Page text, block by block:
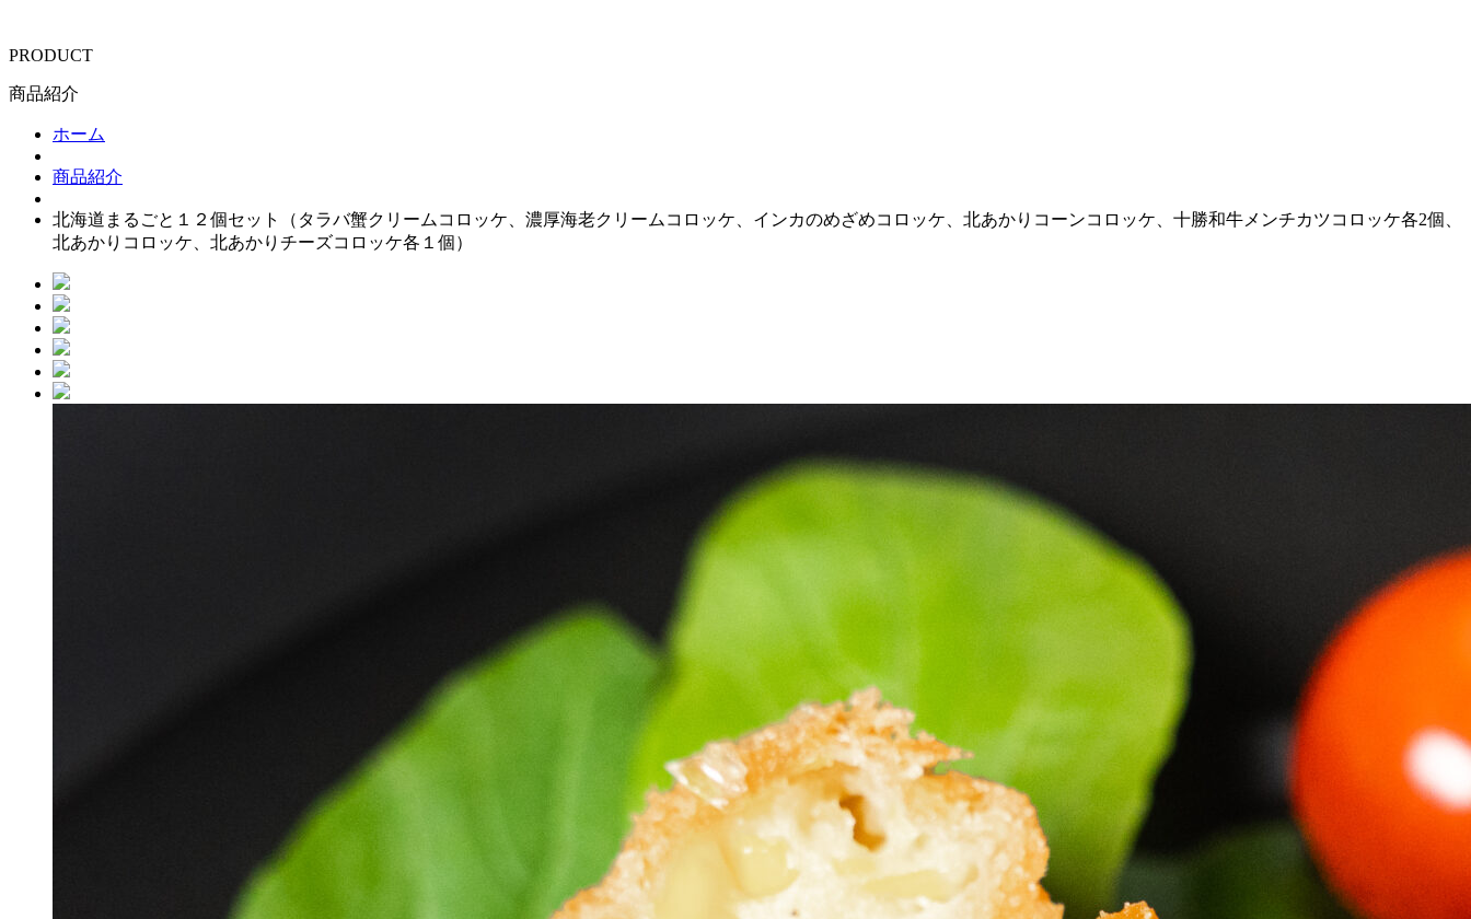
PRODUCT
商品紹介
ホーム
商品紹介
北海道まるごと１２個セット（タラバ蟹クリームコロッケ、濃厚海老クリームコロッケ、インカのめざめコロッケ、北あかりコーンコロッケ、十勝和牛メンチカツコロッケ各2個、
北あかりコロッケ、北あかりチーズコロッケ各１個）